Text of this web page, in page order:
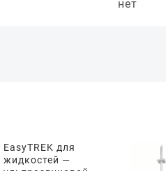
нет
EasyTREK для
жидкостей —